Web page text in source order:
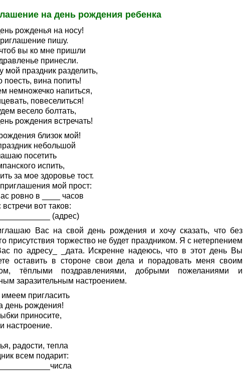
на день рождения ребенка
рожденья на носу!
пишу.
вы ко мне пришли
принесли.
мой праздник разделить,
поесть, вина попить!
немножечко напиться,
повеселиться!
весело болтать,
рождения встречать!
близок мой!
небольшой
посетить
испить,
за мое здоровье тост.
приглашения мой прост:
ровно в ____ часов
вот таков:
(адрес)
Вас на свой день рождения и хочу сказать, что без
присутствия торжество не будет праздником. Я с нетерпением
по адресу_ _дата. Искренне надеюсь, что в этот день Вы
оставить в стороне свои дела и порадовать меня своим
тёплыми поздравлениями, добрыми пожеланиями и
заразительным настроением.
имеем пригласить
день рождения!
приносите,
настроение.
радости, тепла
всем подарит: